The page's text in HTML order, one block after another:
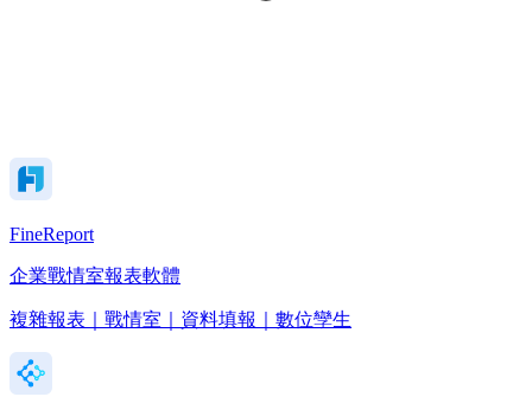
FineReport
企業戰情室報表軟體
複雜報表｜戰情室｜資料填報｜數位孿生